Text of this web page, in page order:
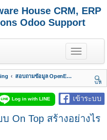
House CRM, ERP
Odoo Support
T
o
g
e
n
a
i
g
สอบถามข้อมูล OpenERP 7 - Odoo 8, 9, 10, 11, 12, 13, 14, 15,.. รวมถึง Odoo Enterprise
นห
า
เข้าระบบ
Log in with LINE
On Top สร้างอย่างไร